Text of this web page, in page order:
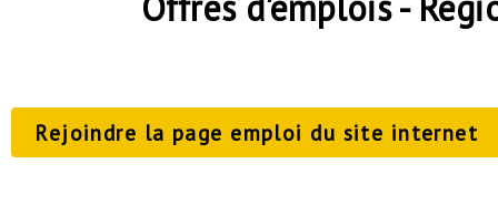
Rejoindre la page emploi du site internet